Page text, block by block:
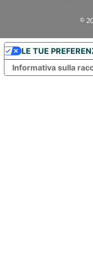
©
Informativa sulla
LE TUE